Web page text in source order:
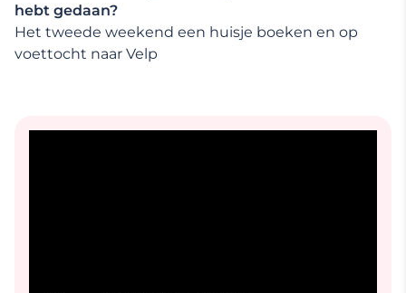
hebt gedaan?
Het tweede weekend een huisje boeken en op
voettocht naar Velp